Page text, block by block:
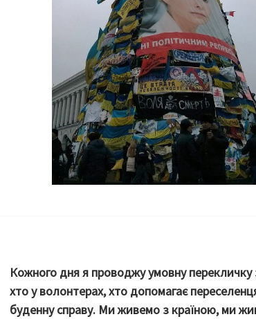
Кожного дня я проводжу умовну
хто у волонтерах, хто допомагає
буденну справу. Ми живемо з країною, ми